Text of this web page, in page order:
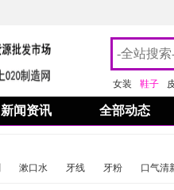
女装 鞋子
新闻资讯 全部动态
漱口水 牙线 牙粉 口气清